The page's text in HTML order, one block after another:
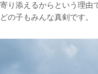
り添えるからという理由
の子もみんな真剣です。